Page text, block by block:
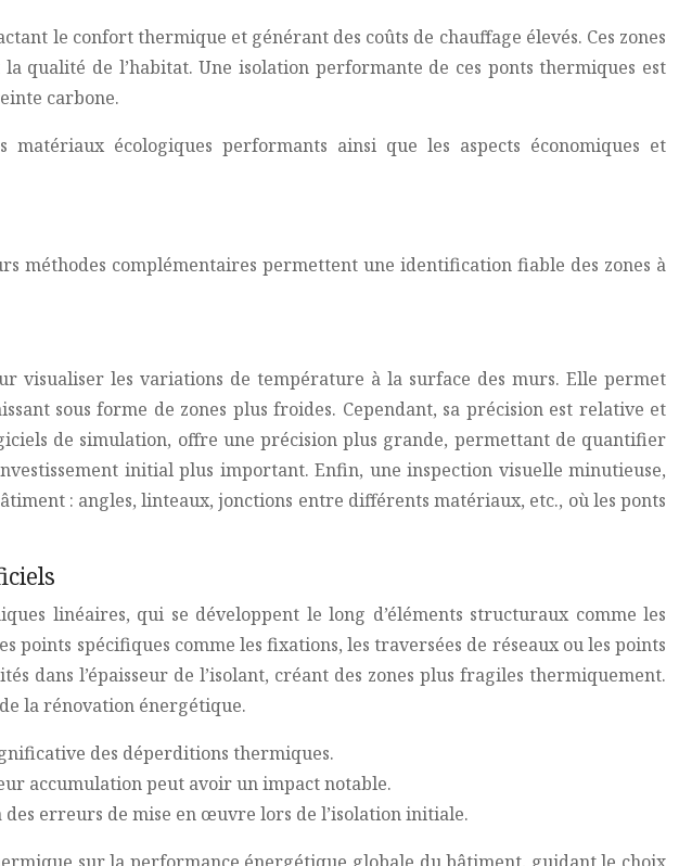
le confort thermique et générant des coûts de chauffage élevés. Ces zones
qualité de l’habitat. Une isolation performante de ces ponts thermiques est
carbone.
écologiques performants ainsi que les aspects économiques et
méthodes complémentaires permettent une identification fiable des zones à
visualiser les variations de température à la surface des murs. Elle permet
sous forme de zones plus froides. Cependant, sa précision est relative et
de simulation, offre une précision plus grande, permettant de quantifier
initial plus important. Enfin, une inspection visuelle minutieuse,
: angles, linteaux, jonctions entre différents matériaux, etc., où les ponts
linéaires, qui se développent le long d’éléments structuraux comme les
points spécifiques comme les fixations, les traversées de réseaux ou les points
dans l’épaisseur de l’isolant, créant des zones plus fragiles thermiquement.
la rénovation énergétique.
des déperditions thermiques.
accumulation peut avoir un impact notable.
des erreurs de mise en œuvre lors de l’isolation initiale.